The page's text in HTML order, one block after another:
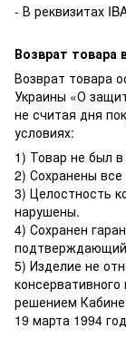
- В реквизитах
Возврат товара
Возврат товара
Украины «О
не считая дня
условиях:
1) Товар не был
2) Сохранены
3) Целостность
нарушены.
4) Сохранен
5) Изделие не
решением
19 марта 1994